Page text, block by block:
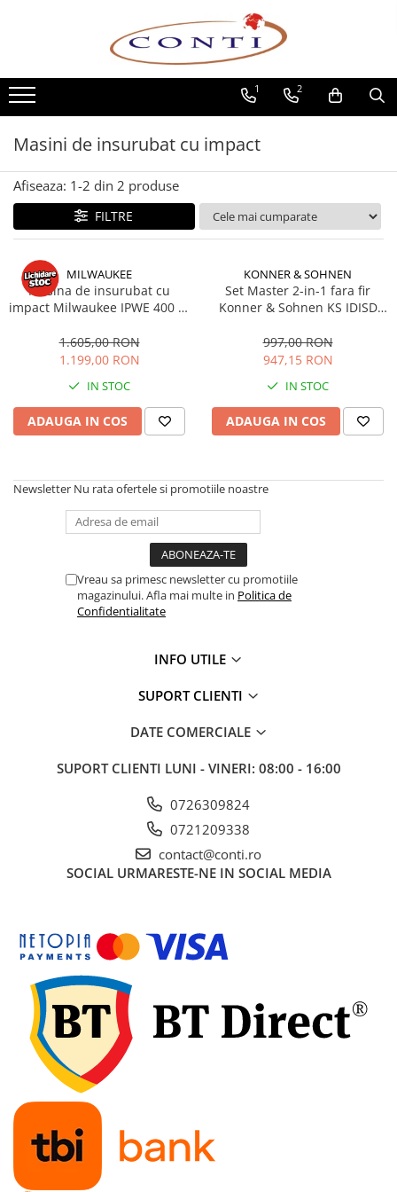
Toate Produsele
Casa si Gradina
Utilaje pentru gradina si accesorii
Atomizoare si Pulverizatoare
Despicatoare de lemne
Drujbe si fierastraie cu lant
Fierastraie pentru busteni
Foarfeci de gradina
Masini de tuns iarba si accesorii
Motocoase si accesorii
Motocositori
Motoburghie
multifunctionale
Tocatoare de crengi si resturi
Tractoare si Utilaje agricole
Articole de bucatarie
Aparate de vidat
Masini de umplut carnati
Accesorii articole de bucatarie
Aparate de spalat cu presiune
Aspiratoare
Freze de zapada
Masini de maturat
Suflante & Aspiratoare frunze
Accesorii echipamente curatenie
Unelte de gradinarit
Dispozitive de imprastiat si
semanat
Unelte taiat
Lopeti pentru zapada
Roabe si carucioare
1 2
Masini de insurubat cu impact
Afiseaza: 1-2 din 2 produse
FILTRE
MILWAUKEE
Masina de insurubat cu
impact Milwaukee IPWE 400 R,
1.605,00 RON
1.199,00 RON
IN STOC
ADAUGA IN COS
KONNER & SOHNEN
Set Master 2-in-1 fara fir
Konner & Sohnen KS IDISD
2Ah
997,00 RON
947,15 RON
IN STOC
ADAUGA IN COS
Newsletter Nu rata ofertele si promotiile noastre
Vreau sa primesc newsletter cu promotiile
magazinului. Afla mai multe in Politica de
Confidentialitate
INFO UTILE
SUPORT CLIENTI
DATE COMERCIALE
SUPORT CLIENTI LUNI - VINERI: 08:00 - 16:00
0726309824
0721209338
contact@conti.ro
SOCIAL URMARESTE-NE IN SOCIAL MEDIA